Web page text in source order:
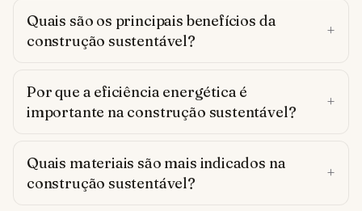
Quais são os principais benefícios da
construção sustentável?
Por que a eficiência energética é
importante na construção sustentável?
Quais materiais são mais indicados na
construção sustentável?